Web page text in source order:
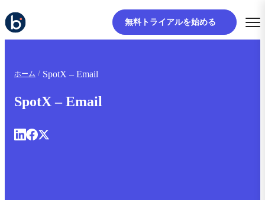
無料トライアルを始める
ホーム SpotX – Email
SpotX – Email